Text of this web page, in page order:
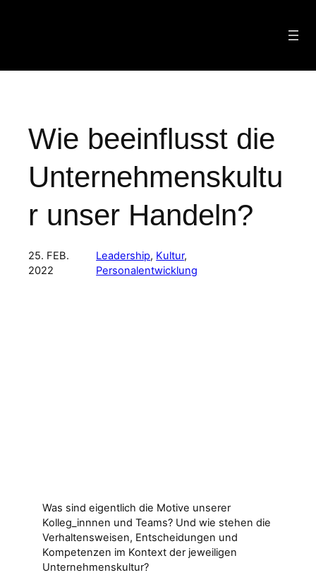
Wie beeinflusst die
Unternehmenskultu
r unser Handeln?
25. FEB.
2022
Leadership, Kultur
Personalentwicklung
Was sind eigentlich die Motive unserer
Kolleg_innnen und Teams? Und wie stehen die
Verhaltensweisen, Entscheidungen und
Kompetenzen im Kontext der jeweiligen
Unternehmenskultur?